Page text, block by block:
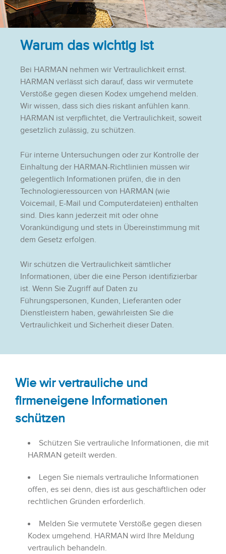
Warum das wichtig ist
Bei HARMAN nehmen wir Vertraulichkeit ernst.
HARMAN verlässt sich darauf, dass wir vermutete
Verstöße gegen diesen Kodex umgehend melden.
Wir wissen, dass sich dies riskant anfühlen kann.
HARMAN ist verpflichtet, die Vertraulichkeit, soweit
gesetzlich zulässig, zu schützen.
Für interne Untersuchungen oder zur Kontrolle der
Einhaltung der HARMAN-Richtlinien müssen wir
gelegentlich Informationen prüfen, die in den
Technologieressourcen von HARMAN (wie
Voicemail, E-Mail und Computerdateien) enthalten
sind. Dies kann jederzeit mit oder ohne
Vorankündigung und stets in Übereinstimmung mit
dem Gesetz erfolgen.
Wir schützen die Vertraulichkeit sämtlicher
Informationen, über die eine Person identifizierbar
ist. Wenn Sie Zugriff auf Daten zu
Führungspersonen, Kunden, Lieferanten oder
Dienstleistern haben, gewährleisten Sie die
Vertraulichkeit und Sicherheit dieser Daten.
Wie wir vertrauliche und
firmeneigene Informationen
schützen
Schützen Sie vertrauliche Informationen, die mit
HARMAN geteilt werden.
Legen Sie niemals vertrauliche Informationen
offen, es sei denn, dies ist aus geschäftlichen oder
rechtlichen Gründen erforderlich.
Melden Sie vermutete Verstöße gegen diesen
Kodex umgehend. HARMAN wird Ihre Meldung
vertraulich behandeln.